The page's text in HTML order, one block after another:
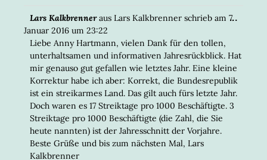
Lars Kalkbrenneraus Lars Kalkbrenner schrieb am 7.
Januar 2016 um 23:22
Liebe Anny Hartmann, vielen Dank für den tollen,
unterhaltsamen und informativen Jahresrückblick. Hat
mir genauso gut gefallen wie letztes Jahr. Eine kleine
Korrektur habe ich aber: Korrekt, die Bundesrepublik
ist ein streikarmes Land. Das gilt auch fürs letzte Jahr.
Doch waren es 17 Streiktage pro 1000 Beschäftigte. 3
Streiktage pro 1000 Beschäftigte (die Zahl, die Sie
heute nannten) ist der Jahresschnitt der Vorjahre.
Beste Grüße und bis zum nächsten Mal, Lars
Kalkbrenner
...DIESE